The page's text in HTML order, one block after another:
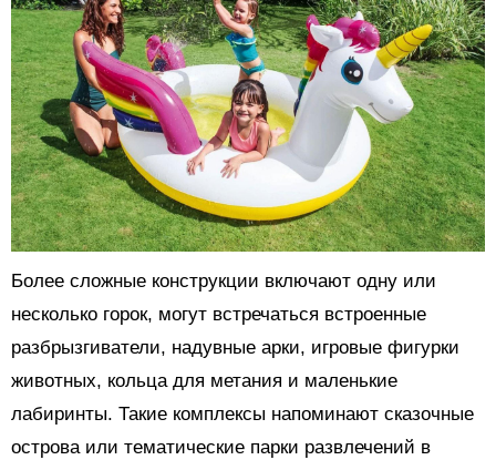
Более сложные конструкции включают одну или
несколько горок, могут встречаться встроенные
разбрызгиватели, надувные арки, игровые фигурки
животных, кольца для метания и маленькие
лабиринты. Такие комплексы напоминают сказочные
острова или тематические парки развлечений в